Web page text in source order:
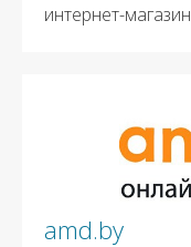
интернет-магазин
amd.by